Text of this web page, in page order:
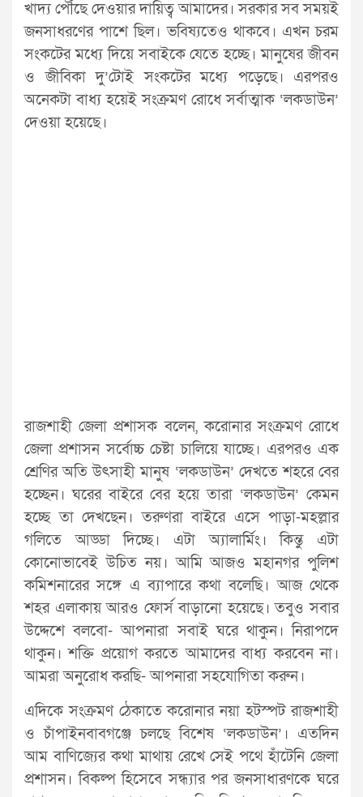
খাদ্য পৌঁছে দেওয়ার দায়িত্ব আমাদের। সরকার সব সময়ই
জনসাধরণের পাশে ছিল। ভবিষ্যতেও থাকবে। এখন চরম
সংকটের মধ্যে দিয়ে সবাইকে যেতে হচ্ছে। মানুষের জীবন
ও জীবিকা দু’টোই সংকটের মধ্যে পড়েছে। এরপরও
অনেকটা বাধ্য হয়েই সংক্রমণ রোধে সর্বাত্মাক ‘লকডাউন’
দেওয়া হয়েছে।
রাজশাহী জেলা প্রশাসক বলেন, করোনার সংক্রমণ রোধে
জেলা প্রশাসন সর্বোচ্চ চেষ্টা চালিয়ে যাচ্ছে। এরপরও এক
শ্রেণির অতি উৎসাহী মানুষ ‘লকডাউন’ দেখতে শহরে বের
হচ্ছেন। ঘরের বাইরে বের হয়ে তারা ‘লকডাউন’ কেমন
হচ্ছে তা দেখছেন। তরুণরা বাইরে এসে পাড়া-মহল্লার
গলিতে আড্ডা দিচ্ছে। এটা অ্যালার্মিং। কিন্তু এটা
কোনোভাবেই উচিত নয়। আমি আজও মহানগর পুলিশ
কমিশনারের সঙ্গে এ ব্যাপারে কথা বলেছি। আজ থেকে
শহর এলাকায় আরও ফোর্স বাড়ানো হয়েছে। তবুও সবার
উদ্দেশে বলবো- আপনারা সবাই ঘরে থাকুন। নিরাপদে
থাকুন। শক্তি প্রয়োগ করতে আমাদের বাধ্য করবেন না।
আমরা অনুরোধ করছি- আপনারা সহযোগিতা করুন।
এদিকে সংক্রমণ ঠেকাতে করোনার নয়া হটস্পট রাজশাহী
ও চাঁপাইনবাবগঞ্জে চলছে বিশেষ ‘লকডাউন’। এতদিন
আম বাণিজ্যের কথা মাথায় রেখে সেই পথে হাঁটেনি জেলা
প্রশাসন। বিকল্প হিসেবে সন্ধ্যার পর জনসাধারণকে ঘরে